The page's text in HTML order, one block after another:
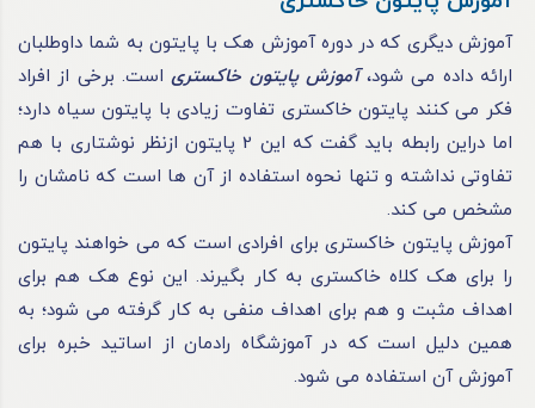
آموزش دیگری که در دوره آموزش هک با پایتون به شما داوطلبان
ارائه‌ داده می‌ شود،آموزش پایتون خاکستریاست. برخی از افراد
فکر می‌ کنند پایتون خاکستری تفاوت زیادی با پایتون سیاه دارد؛
اما دراین‌ رابطه باید گفت که این 2 پایتون ازنظر نوشتاری با هم
تفاوتی نداشته و تنها نحوه استفاده از آن‌ ها است که نامشان را
مشخص می‌ کند.
آموزش پایتون خاکستری برای افرادی است که می‌ خواهند پایتون
را برای هک کلاه خاکستری به‌ کار بگیرند. این نوع هک هم برای
اهداف مثبت و هم برای اهداف منفی به ‌کار گرفته می‌ شود؛ به
همین دلیل است که در آموزشگاه رادمان از اساتید خبره برای
آموزش آن استفاده می‌ شود.